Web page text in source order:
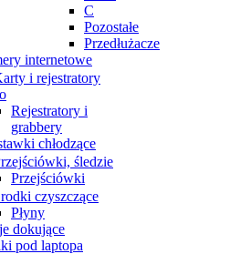
C
Pozostałe
Przedłużacze
internetowe
i rejestratory
Rejestratory i
grabbery
chłodzące
śledzie
Przejściówki
czyszczące
Płyny
dokujące
pod laptopa